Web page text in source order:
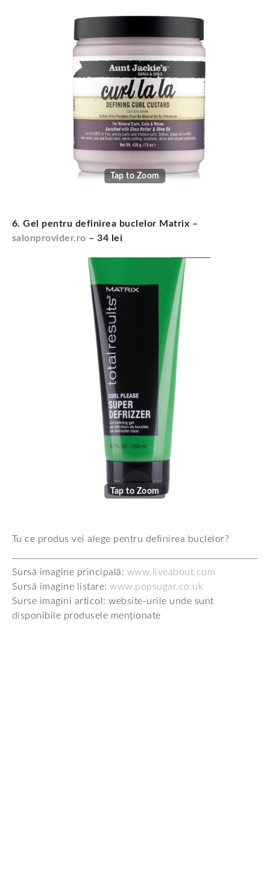
Tap to Zoom
6. Gel pentru definirea buclelor Matrix –
salonprovider.ro – 34 lei
Tap to Zoom
Tu ce produs vei alege pentru definirea buclelor?
Sursă imagine principală: www.liveabout.com
Sursă imagine listare:www.popsugar.co.uk
Surse imagini articol: website-urile unde sunt
disponibile produsele menționate